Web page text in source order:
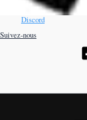
Discord
Suivez-nous